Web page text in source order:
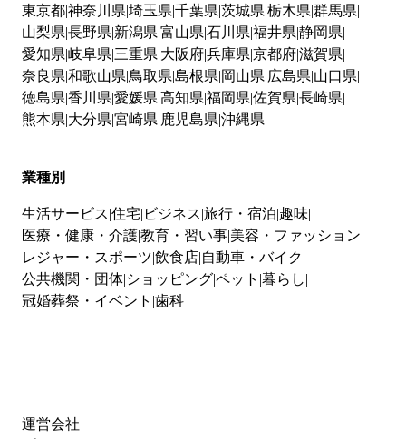
東京都神奈川県 埼玉県 千葉県 茨城県 栃木県 群馬県
山梨県 長野県 新潟県 富山県 石川県 福井県 静岡県
愛知県 岐阜県 三重県 大阪府兵庫県 京都府滋賀県
奈良県 和歌山県 鳥取県 島根県 岡山県 広島県 山口県
徳島県 香川県 愛媛県 高知県 福岡県 佐賀県 長崎県
熊本県 大分県 宮崎県 鹿児島県 沖縄県
業種別
生活サービス 住宅 ビジネス 旅行・宿泊 趣味
医療・健康・介護教育・習い事 美容・ファッション
レジャー・スポーツ 飲食店 自動車・バイク
公共機関・団体 ショッピングペット 暮らし
冠婚葬祭・イベント 歯科
運営会社